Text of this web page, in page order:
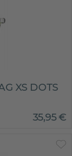
XS DOTS
35,95€